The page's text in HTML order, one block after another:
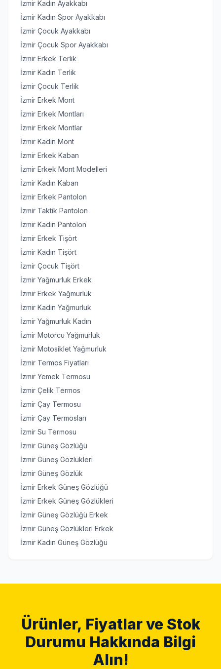
İzmir Kadın Ayakkabı
İzmir Kadın Spor Ayakkabı
İzmir Çocuk Ayakkabı
İzmir Çocuk Spor Ayakkabı
İzmir Erkek Terlik
İzmir Kadın Terlik
İzmir Çocuk Terlik
İzmir Erkek Mont
İzmir Erkek Montları
İzmir Erkek Montlar
İzmir Kadın Mont
İzmir Erkek Kaban
İzmir Erkek Mont Modelleri
İzmir Kadın Kaban
İzmir Erkek Pantolon
İzmir Taktik Pantolon
İzmir Kadın Pantolon
İzmir Erkek Tişört
İzmir Kadın Tişört
İzmir Çocuk Tişört
İzmir Yağmurluk Erkek
İzmir Erkek Yağmurluk
İzmir Kadın Yağmurluk
İzmir Yağmurluk Kadın
İzmir Motorcu Yağmurluk
İzmir Motosiklet Yağmurluk
İzmir Termos Fiyatları
İzmir Yemek Termosu
İzmir Çelik Termos
İzmir Çay Termosu
İzmir Çay Termosları
İzmir Su Termosu
İzmir Güneş Gözlüğü
İzmir Güneş Gözlükleri
İzmir Güneş Gözlük
İzmir Erkek Güneş Gözlüğü
İzmir Erkek Güneş Gözlükleri
İzmir Güneş Gözlüğü Erkek
İzmir Güneş Gözlükleri Erkek
İzmir Kadın Güneş Gözlüğü
Ürünler, Fiyatlar ve Stok
Durumu Hakkında Bilgi
Alın!